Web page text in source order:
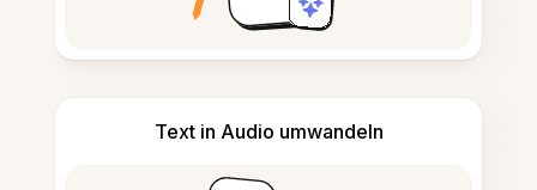
Text in Audio umwandeln